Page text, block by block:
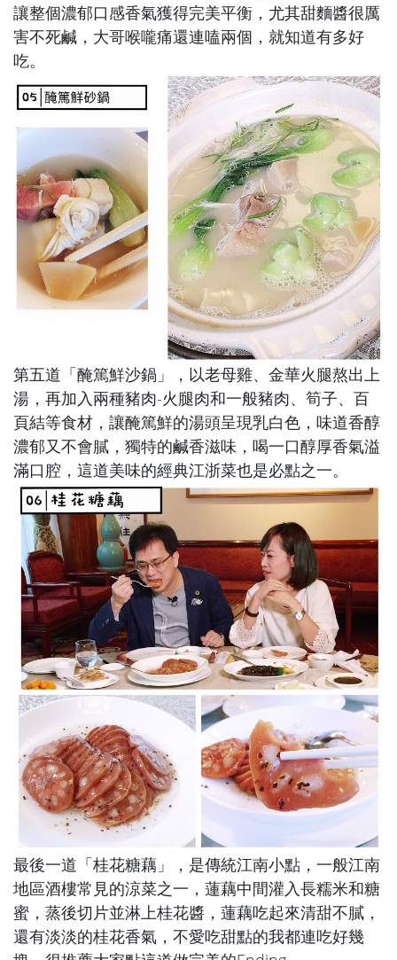
讓整個濃郁口感香氣獲得完美平衡，尤其甜麵醬很厲
害不死鹹，大哥喉嚨痛還連嗑兩個，就知道有多好
吃。
第五道「醃篤鮮沙鍋 」，以老母雞、金華火腿熬出上
湯，再加入兩種豬肉-火腿肉和一般豬肉、筍子、百
頁結等食材，讓醃篤鮮的湯頭呈現乳白色，味道香醇
濃郁又不會膩，獨特的鹹香滋味，喝一口醇厚香氣溢
滿口腔，這道美味的經典江浙菜也是必點之一。
最後一道「桂花糖藕 」，是傳統江南小點，一般江南
地區酒樓常見的涼菜之一，蓮藕中間灌入長糯米和糖
蜜，蒸後切片並淋上桂花醬，蓮藕吃起來清甜不膩，
還有淡淡的桂花香氣，不愛吃甜點的我都連吃好幾